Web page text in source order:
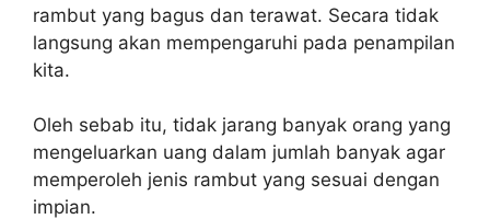
rambut yang bagus dan terawat. Secara tidak
langsung akan mempengaruhi pada penampilan
kita.
Oleh sebab itu, tidak jarang banyak orang yang
mengeluarkan uang dalam jumlah banyak agar
memperoleh jenis rambut yang sesuai dengan
impian.